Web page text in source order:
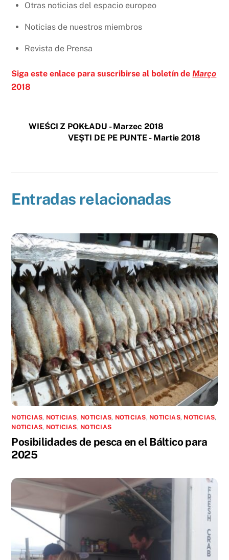
Otras noticias del espacio europeo
Noticias de nuestros miembros
Revista de Prensa
Siga este enlace para suscribirse al boletín deMarço
2018
WIEŚCI Z POKŁADU - Marzec 2018
VEŞTI DE PE PUNTE - Martie 2018
Entradas relacionadas
NOTICIAS, NOTICIAS, NOTICIAS, NOTICIAS, NOTICIAS, NOTICIAS,
NOTICIAS, NOTICIAS, NOTICIAS
Posibilidades de pesca en el Báltico para
2025